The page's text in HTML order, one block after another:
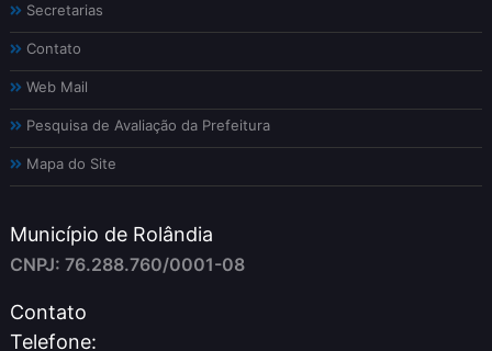
Secretarias
Contato
Web Mail
Pesquisa de Avaliação da Prefeitura
Mapa do Site
Município de Rolândia
CNPJ: 76.288.760/0001-08
Contato
Telefone: